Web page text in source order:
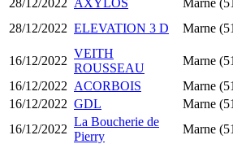
28/12/2022 AXYLOS Marne
28/12/2022 ELEVATION 3 D Marne
16/12/2022
VEITH
ROUSSEAU
Marne
16/12/2022 ACORBOIS Marne
16/12/2022 GDL Marne
16/12/2022
La Boucherie de
Pierry
Marne